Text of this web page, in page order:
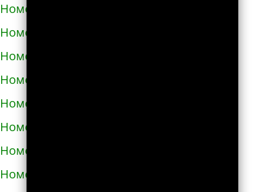
Номера телефонов такси в Черновцах
Номера телефонов такси в Черноморске
Номера телефонов такси в Чорткове
Номера телефонов такси в Чугуеве
Номера телефонов такси в Шепетовке
Номера телефонов такси в Шостке
Номера телефонов такси в Шполе
Номера телефонов такси в Энергодаре